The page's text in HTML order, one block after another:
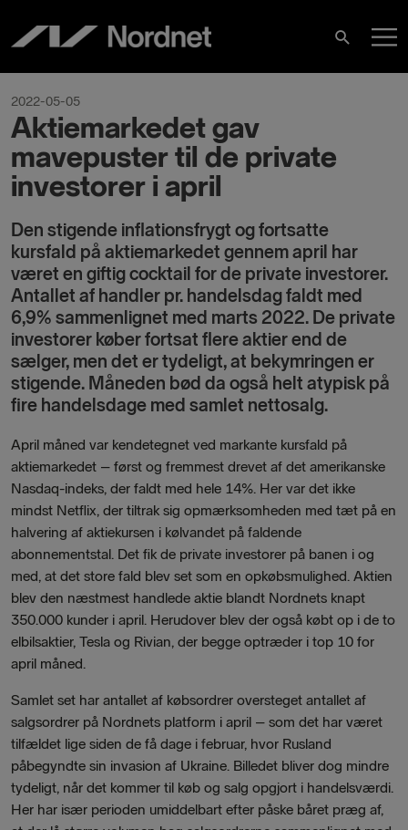
innehåll
Sök
2022-05-05
Aktiemarkedet gav
mavepuster til de private
investorer i april
Den stigende inflationsfrygt og fortsatte
kursfald på aktiemarkedet gennem april har
været en giftig cocktail for de private investorer.
Antallet af handler pr. handelsdag faldt med
6,9% sammenlignet med marts 2022. De private
investorer køber fortsat flere aktier end de
sælger, men det er tydeligt, at bekymringen er
stigende. Måneden bød da også helt atypisk på
fire handelsdage med samlet nettosalg.
April måned var kendetegnet ved markante kursfald på
aktiemarkedet – først og fremmest drevet af det amerikanske
Nasdaq-indeks, der faldt med hele 14%. Her var det ikke
mindst Netflix, der tiltrak sig opmærksomheden med tæt på en
halvering af aktiekursen i kølvandet på faldende
abonnementstal. Det fik de private investorer på banen i og
med, at det store fald blev set som en opkøbsmulighed. Aktien
blev den næstmest handlede aktie blandt Nordnets knapt
350.000 kunder i april. Herudover blev der også købt op i de to
elbilsaktier, Tesla og Rivian, der begge optræder i top 10 for
april måned.
Samlet set har antallet af købsordrer oversteget antallet af
salgsordrer på Nordnets platform i april – som det har været
tilfældet lige siden de få dage i februar, hvor Rusland
påbegyndte sin invasion af Ukraine. Billedet bliver dog mindre
tydeligt, når det kommer til køb og salg opgjort i handelsværdi.
Her har især perioden umiddelbart efter påske båret præg af,